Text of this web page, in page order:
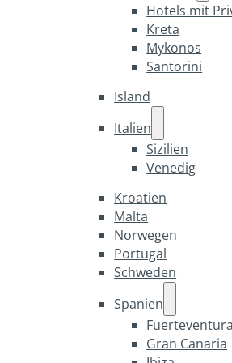
Hotels mit
Kreta
Mykonos
Santorini
Island
Italien
Sizilien
Venedig
Kroatien
Malta
Norwegen
Portugal
Schweden
Spanien
Fuerteventura
Gran Canaria